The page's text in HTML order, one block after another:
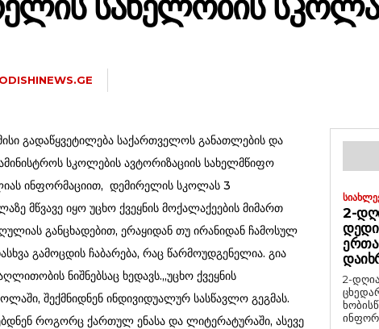
ODISHINEWS.GE
გადაწყვეტილება საქართველოს განათლების და
სკოლების ავტორიზაციის სახელმწიფო
ინფორმაციით, დემირელის სკოლას 3
მწვავე იყო უცხო ქვეყნის მოქალაქეების მიმართ
განცხადებით, ერაყიდან თუ ირანიდან ჩამოსულ
გამოცდის ჩაბარება, რაც წარმოუდგენელია. გია
ნიშნებსაც ხედავს.„უცხო ქვეყნის
შექმნიდნენ ინდივიდუალურ სასწავლო გეგმას.
როგორც ქართულ ენასა და ლიტერატურაში, ასევე
2-
2-